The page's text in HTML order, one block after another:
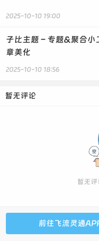
<div
<h1
size: 20px; color:
<?php
<div
style="display:
align-items: center;
margin-bottom:
<span
);?>"
2025-10-10 19:00
子比主题 – 专题&聚合小
章美化
2025-10-10 18:56
暂无评论
暂无
前往飞流灵通